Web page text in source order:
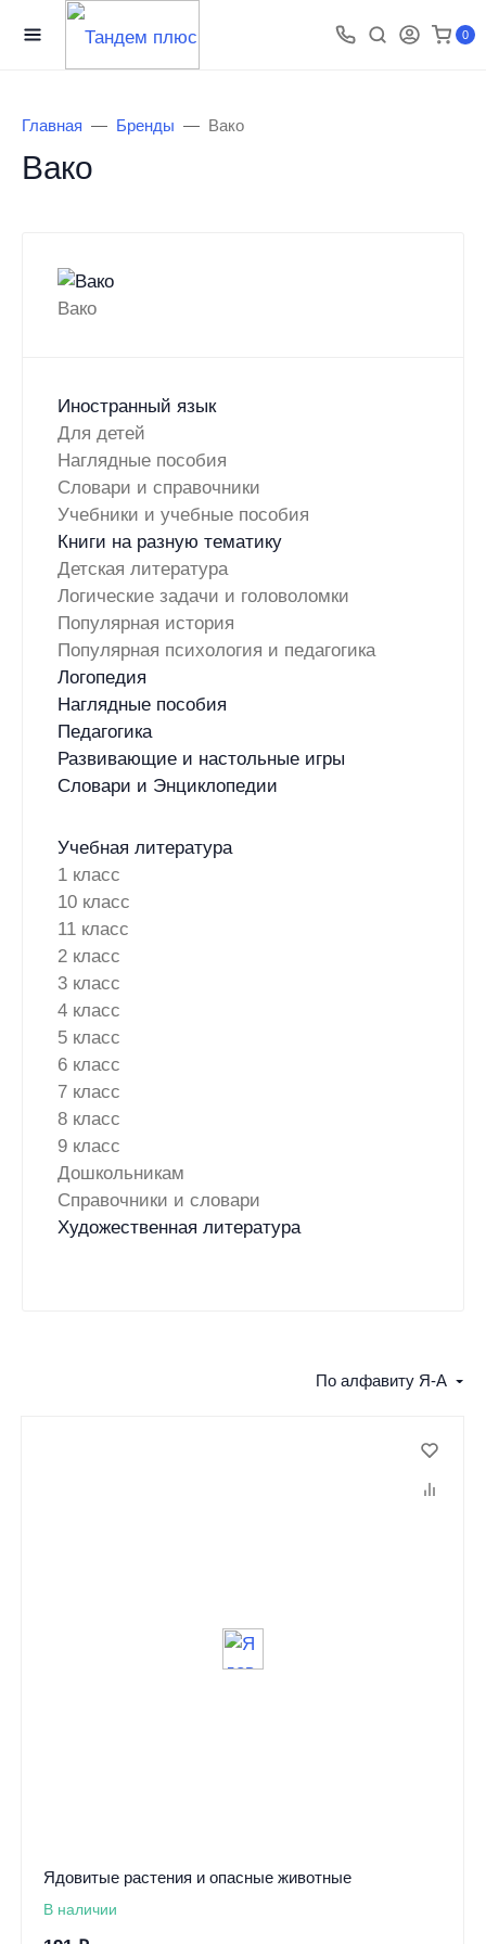
0
Главная Бренды Вако
Вако
Вако
Иностранный язык
Для детей
Наглядные пособия
Словари и справочники
Учебники и учебные пособия
Книги на разную тематику
Детская литература
Логические задачи и головоломки
Популярная история
Популярная психология и педагогика
Логопедия
Наглядные пособия
Педагогика
Развивающие и настольные игры
Словари и Энциклопедии
Учебная литература
1 класс
10 класс
11 класс
2 класс
3 класс
4 класс
5 класс
6 класс
7 класс
8 класс
9 класс
Дошкольникам
Справочники и словари
Художественная литература
По алфавиту Я-А
Ядовитые растения и опасные животные
В наличии